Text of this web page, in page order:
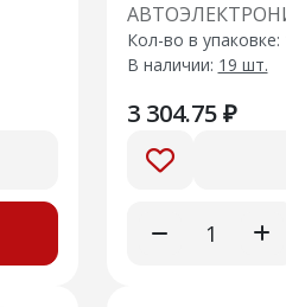
Кол-во в упаковке:
В наличии: 19 шт.
3 304.75 ₽